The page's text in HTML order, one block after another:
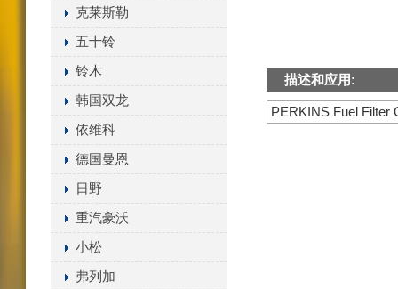
克莱斯勒
五十铃
铃木
韩国双龙
依维科
德国曼恩
日野
重汽豪沃
小松
弗列加
描述和应用:
PERKINS Fuel Filter